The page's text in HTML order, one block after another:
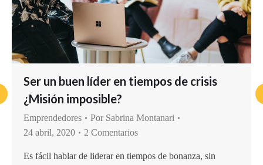
Ser un buen líder en tiempos de crisis
¿Misión imposible?
Emprendedores Por Sabrina Montanari
24 abril, 2020
2 Comentarios
Es fácil hablar de liderar en tiempos de bonanza, sin